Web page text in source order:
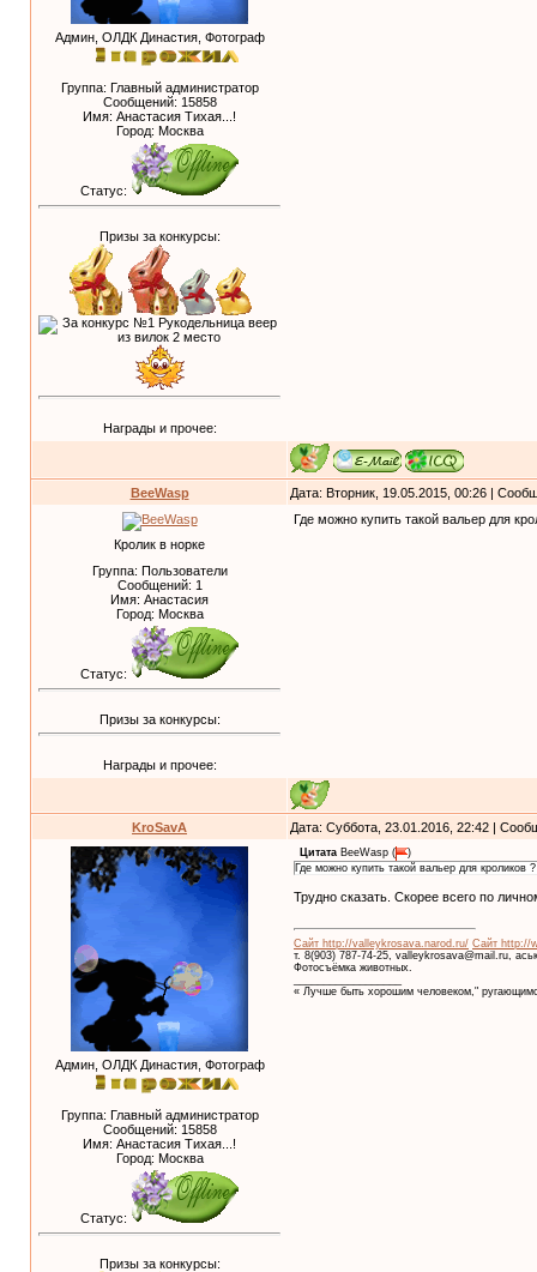
Админ, ОЛДК Династия, Фотограф
Группа: Главный администратор
Сообщений: 15858
Имя: Анастасия Тихая...!
Город: Москва
Статус:
Призы за конкурсы:
Награды и прочее:
BeeWasp Дата: Вторник, 19.05.2015, 00:26 |
Кролик в норке
Группа: Пользователи
Сообщений: 1
Имя: Анастасия
Город: Москва
Статус:
Призы за конкурсы:
Награды и прочее:
Где можно купить такой вальер для
KroSavA Дата: Суббота, 23.01.2016, 22:42 |
Админ, ОЛДК Династия, Фотограф
Группа: Главный администратор
Сообщений: 15858
Имя: Анастасия Тихая...!
Город: Москва
Статус:
Призы за конкурсы:
Цитата BeeWasp (
)
Где можно купить такой вальер для кроликов ?
Трудно сказать. Скорее всего по
Сайт http://valleykrosava.narod.ru/ Сайт http://
т. 8(903) 787-74-25, valleykrosava@mail.ru,
Фотосъёмка животных.
« Лучше быть хорошим человеком,"